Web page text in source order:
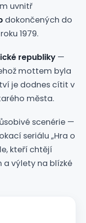
uvnitř
dokončených do
1979.
republiky —
mottem byla
je dodnes cítit v
města.
scenérie —
seriálu „Hra o
kteří chtějí
a výlety na blízké